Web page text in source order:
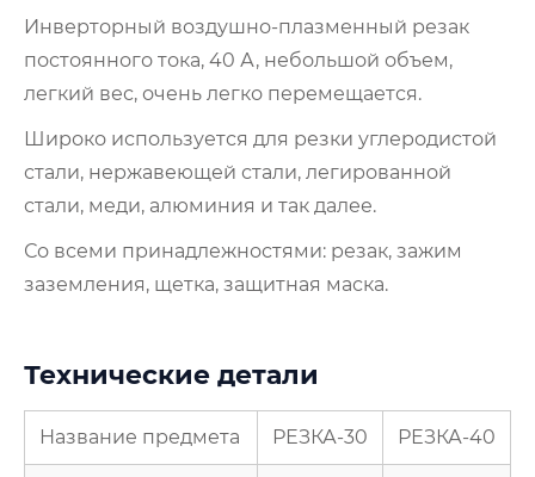
Инверторный воздушно-плазменный резак
постоянного тока, 40 А, небольшой объем,
легкий вес, очень легко перемещается.
Широко используется для резки углеродистой
стали, нержавеющей стали, легированной
стали, меди, алюминия и так далее.
Со всеми принадлежностями: резак, зажим
заземления, щетка, защитная маска.
Технические детали
Название предмета РЕЗКА-30 РЕЗКА-40